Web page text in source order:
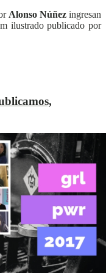
Alonso Núñez ingresan
ilustrado publicado por